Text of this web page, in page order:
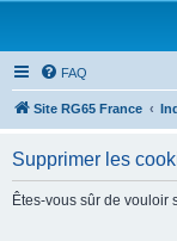
FAQ
Site RG65 France
Supprimer les
Êtes-vous sûr de vouloir